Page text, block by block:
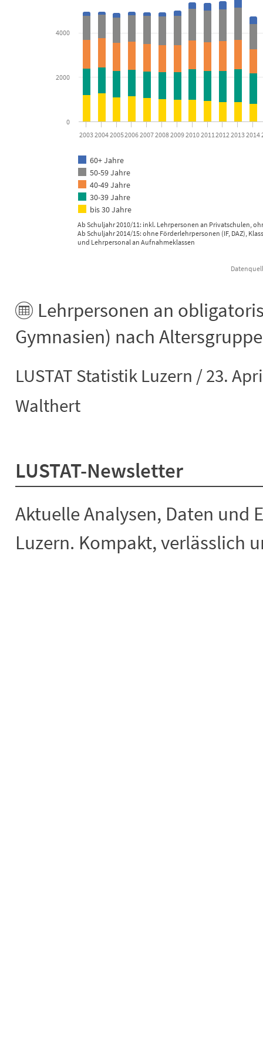
The chart has 1 Y axis displaying Lehrpersonen. Data ranges
Ab Schuljahr 2010/11: inkl. Lehrpersonen an Privatschulen,
Ab Schuljahr 2014/15: ohne Förderlehrpersonen (IF, DAZ),
und Lehrpersonal an Aufnahmeklassen
60+ Jahre
50-59 Jahre
40-49 Jahre
30-39 Jahre
bis 30 Jahre
200320042005200620072008200920102011 2012 20132014
0
2000
4000
Lehrpersonen an
Gymnasien) nach
LUSTAT Statistik Luzern / 23.
Walthert
LUSTAT-Newsletter
Aktuelle Analysen, Daten und
Luzern. Kompakt, verlässlich